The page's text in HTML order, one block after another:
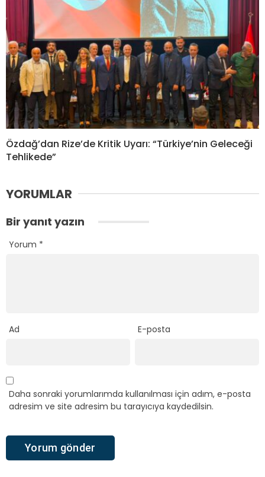
Özdağ’dan Rize’de Kritik Uyarı: “Türkiye’nin Geleceği
Tehlikede”
YORUMLAR
Bir yanıt yazın
Yorum *
Ad E-posta
Daha sonraki yorumlarımda kullanılması için adım, e-posta
adresim ve site adresim bu tarayıcıya kaydedilsin.